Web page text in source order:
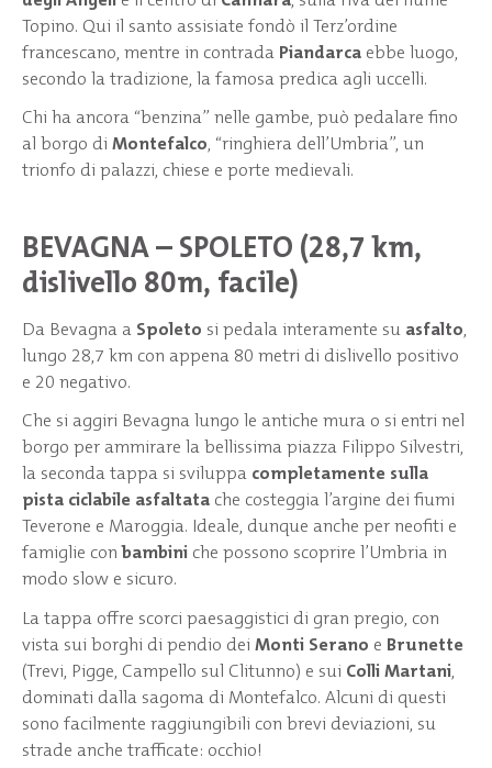
Topino. Qui il santo assisiate fondò il Terz’ordine
francescano, mentre in contrada Piandarca ebbe luogo,
secondo la tradizione, la famosa predica agli uccelli.
Chi ha ancora “benzina” nelle gambe, può pedalare fino
al borgo di Montefalco, “ringhiera dell’Umbria”, un
trionfo di palazzi, chiese e porte medievali.
BEVAGNA – SPOLETO (28,7 km,
dislivello 80m, facile)
Da Bevagna a Spoleto si pedala interamente su asfalto,
lungo 28,7 km con appena 80 metri di dislivello positivo
e 20 negativo.
Che si aggiri Bevagna lungo le antiche mura o si entri nel
borgo per ammirare la bellissima piazza Filippo Silvestri,
la seconda tappa si sviluppa completamente sulla
pista ciclabile asfaltata che costeggia l’argine dei fiumi
Teverone e Maroggia. Ideale, dunque anche per neofiti e
famiglie conbambini che possono scoprire l’Umbria in
modo slow e sicuro.
La tappa offre scorci paesaggistici di gran pregio, con
vista sui borghi di pendio dei Monti Serano e Brunette
(Trevi, Pigge, Campello sul Clitunno) e sui Colli Martani,
dominati dalla sagoma di Montefalco. Alcuni di questi
sono facilmente raggiungibili con brevi deviazioni, su
strade anche trafficate: occhio!